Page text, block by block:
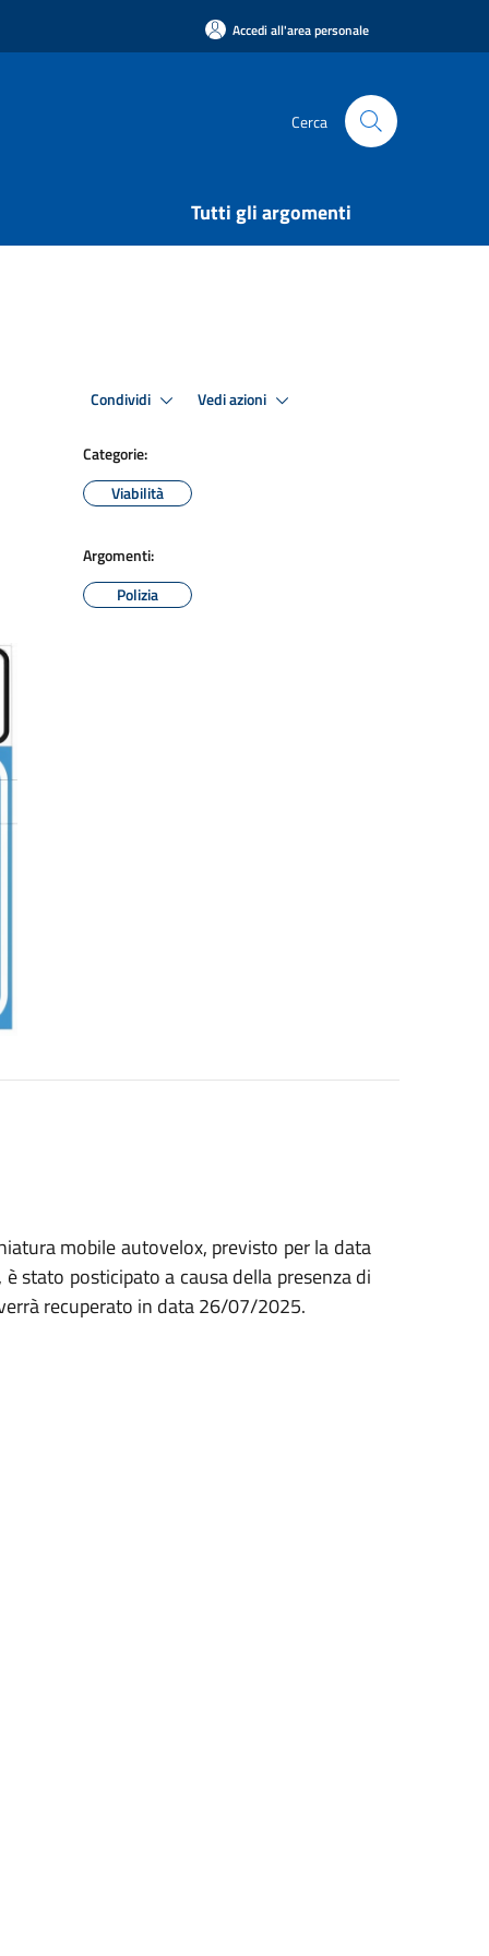
Accedi all'area personale
Cerca
Tutti gli argomenti
Condividi Vedi azioni
Categorie:
Viabilità
Argomenti:
Polizia
mobile autovelox, previsto per la data
è stato posticipato a causa della presenza di
recuperato in data 26/07/2025.